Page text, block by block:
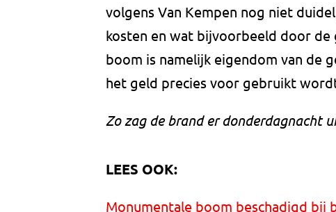
volgens Van Kempen nog niet
kosten en wat bijvoorbeeld door
boom is namelijk eigendom van de
het geld precies voor gebruikt
Zo zag de brand er donderdagnacht
LEES OOK:
Monumentale boom beschadigd bij